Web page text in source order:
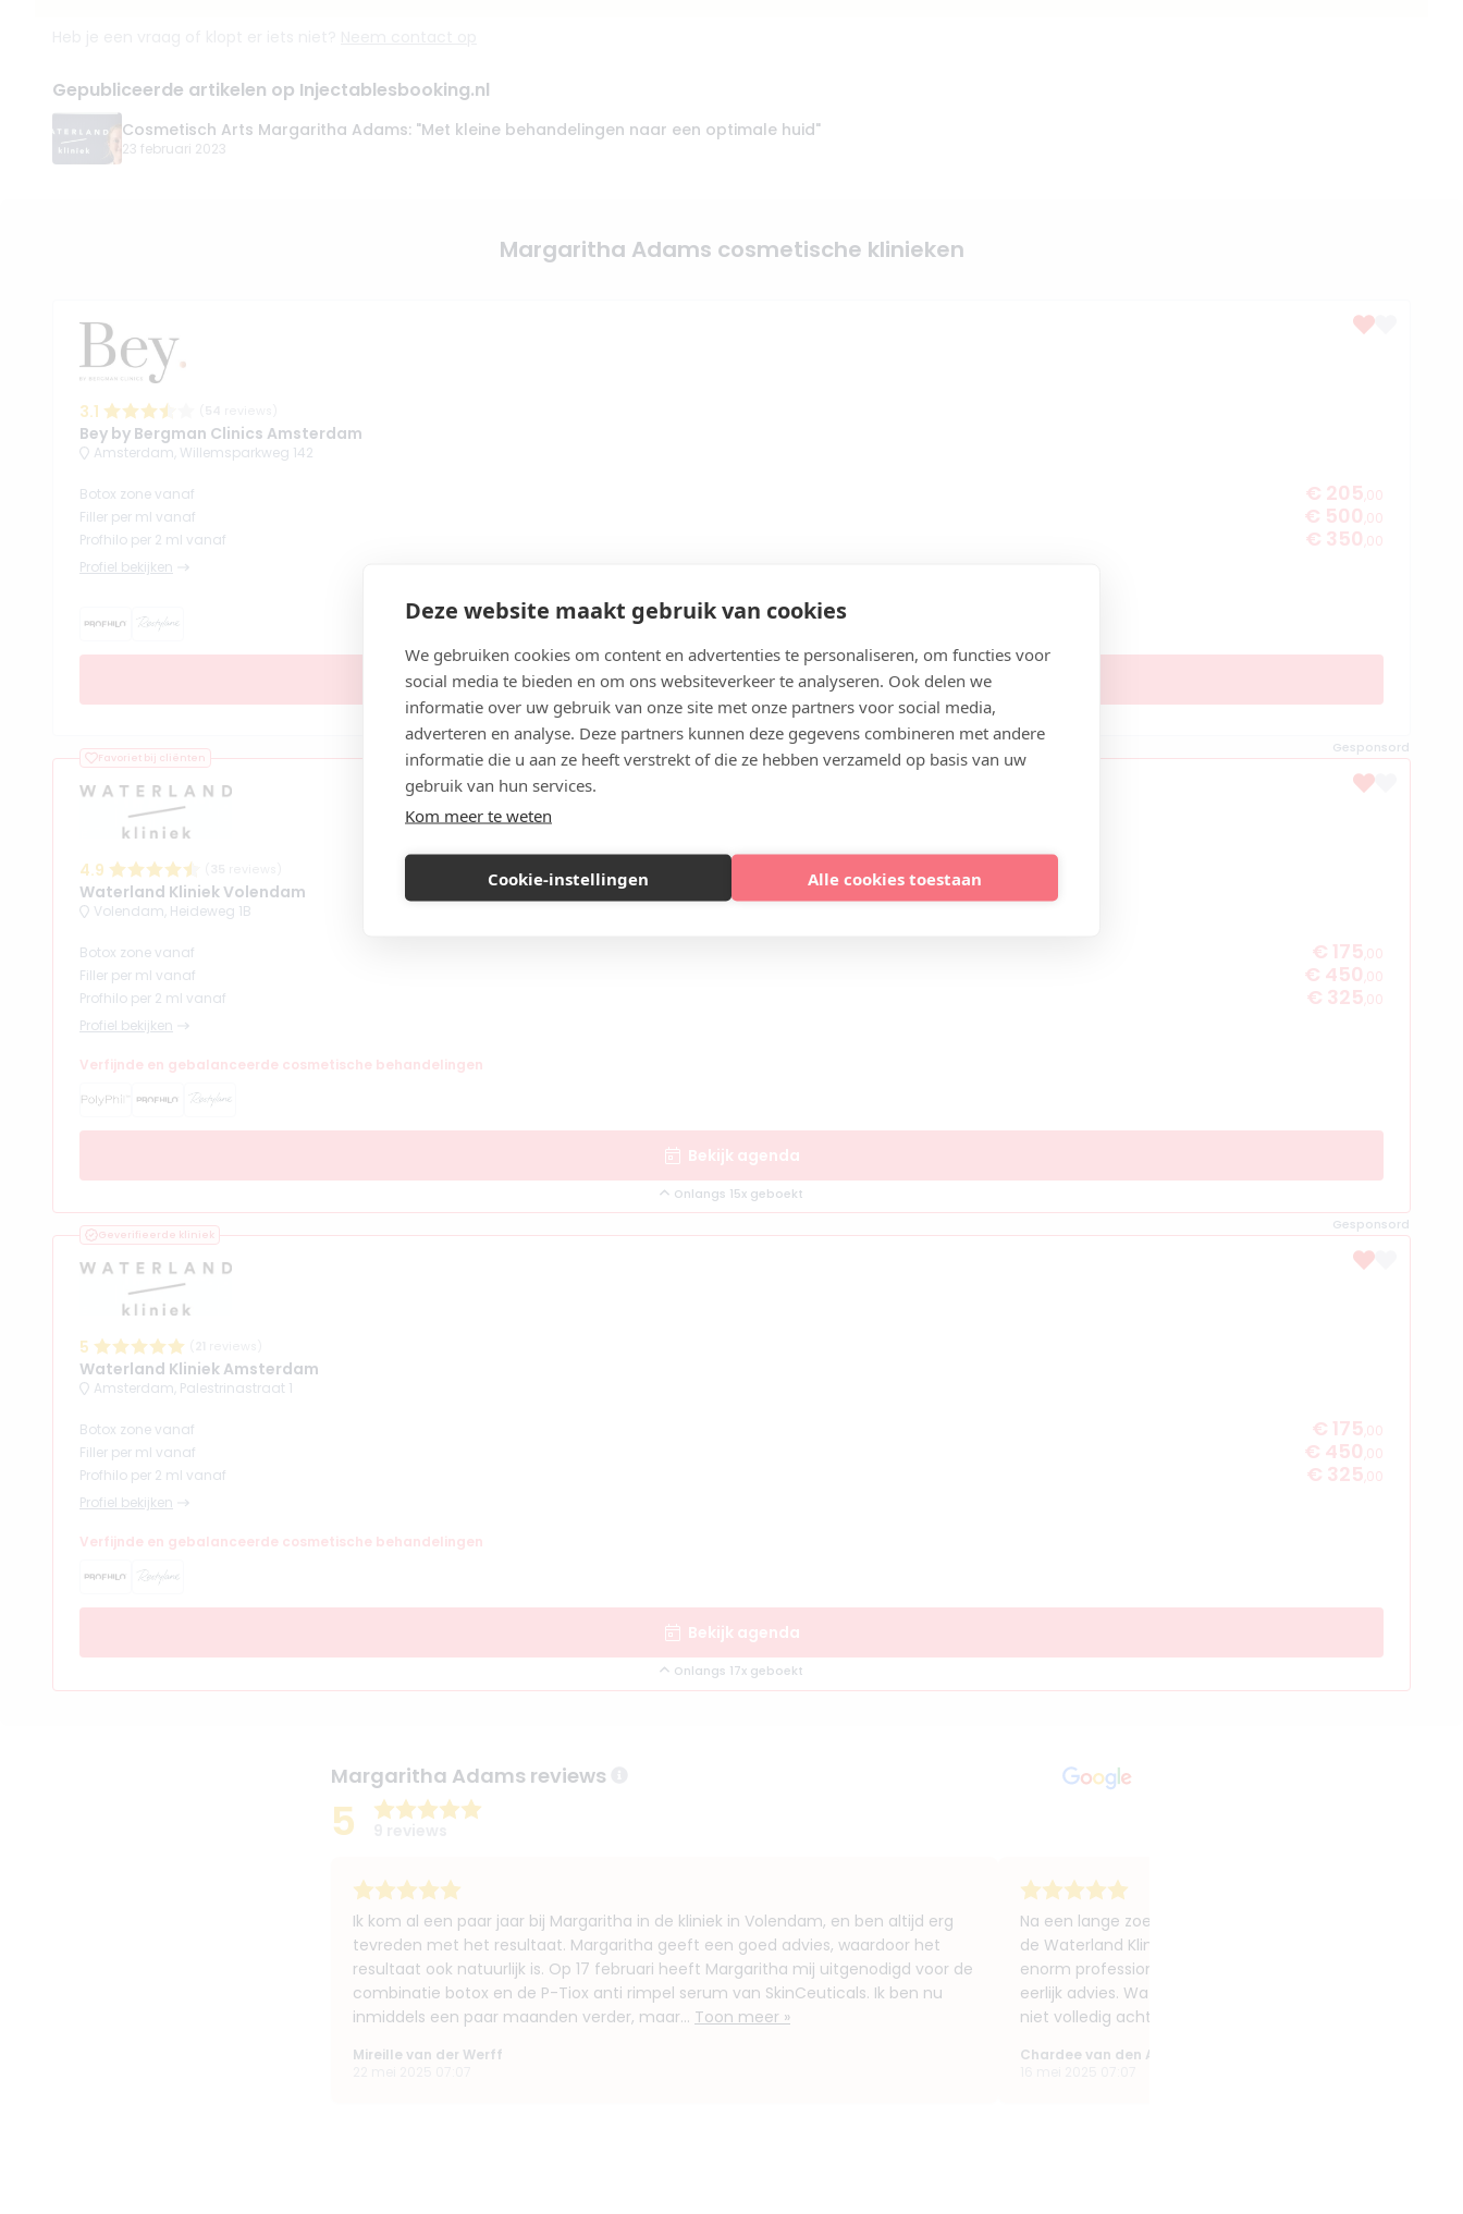
Deze website maakt gebruik van cookies
We gebruiken cookies om content en advertenties te personaliseren, om functies voor
social media te bieden en om ons websiteverkeer te analyseren. Ook delen we
informatie over uw gebruik van onze site met onze partners voor social media,
adverteren en analyse. Deze partners kunnen deze gegevens combineren met andere
informatie die u aan ze heeft verstrekt of die ze hebben verzameld op basis van uw
gebruik van hun services.
Kom meer te weten
Cookie-instellingen Alle cookies toestaan
Gepubliceerde artikelen op Injectablesbooking.nl
Cosmetisch Arts Margaritha Adams: "Met kleine behandelingen naar een optimale huid"
23 februari 2023
Margaritha Adams cosmetische klinieken
3.1
Bey by Bergman Clinics Amsterdam
Amsterdam, Willemsparkweg 142
Botox zone vanaf € 205 ,00
Filler per ml vanaf
€ 500 ,00
Profhilo per 2 ml vanaf
€ 350 ,00
Profiel bekijken
Bekijk agenda
Gesponsord
Favoriet bij cliënten
4.9
Waterland Kliniek Volendam
Volendam, Heideweg 1B
Botox zone vanaf € 175 ,00
Filler per ml vanaf
€ 450 ,00
Profhilo per 2 ml vanaf
€ 325 ,00
Profiel bekijken
Verfijnde en gebalanceerde cosmetische behandelingen
Bekijk agenda
Onlangs 15x geboekt
Gesponsord
Geverifieerde kliniek
5
Waterland Kliniek Amsterdam
Amsterdam, Palestrinastraat 1
Botox zone vanaf € 175 ,00
Filler per ml vanaf
€ 450 ,00
Profhilo per 2 ml vanaf
€ 325 ,00
Profiel bekijken
Verfijnde en gebalanceerde cosmetische behandelingen
Bekijk agenda
Onlangs 17x geboekt
Margaritha Adams reviews
5
Ik kom al een paar jaar bij Margaritha in de kliniek in Volendam, en ben altijd erg
tevreden met het resultaat. Margaritha geeft een goed advies, waardoor het
resultaat ook natuurlijk is. Op 17 februari heeft Margaritha mij uitgenodigd voor de
combinatie botox en de P-Tiox anti rimpel serum van SkinCeuticals. Ik ben nu
inmiddels een paar maanden verder, maar... Toon meer »
Mireille van der Werff
Na een lange zoektocht ben ik in 2022 terechtgekomen
de Waterland Kliniek in Volendam voor Botox
enorm professioneel en deskundig. Ze neemt de tijd,
eerlijk advies. Wat ik vooral waardeer is dat ze nooit iets
niet volledig achter staat. Als pers...
Chardee van den Akker